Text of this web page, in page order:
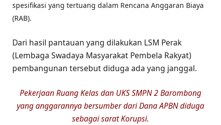
spesifikasi yang tertuang dalam Rencana Anggaran Biaya
(RAB).
Dari hasil pantauan yang dilakukan LSM Perak
(Lembaga Swadaya Masyarakat Pembela Rakyat)
pembangunan tersebut diduga ada yang janggal.
Pekerjaan Ruang Kelas dan UKS SMPN 2 Barombong
yang anggarannya bersumber dari Dana APBN diduga
sebagai sarat Korupsi.